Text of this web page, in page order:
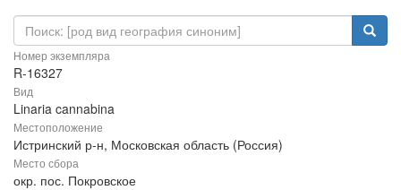
Номер экземпляра
R-16327
Вид
Linaria cannabina
Местоположение
Истринский р-н, Московская область (Россия)
Место сбора
окр. пос. Покровское